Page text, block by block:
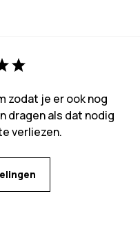
zodat je er ook nog
dragen als dat nodig
verliezen.